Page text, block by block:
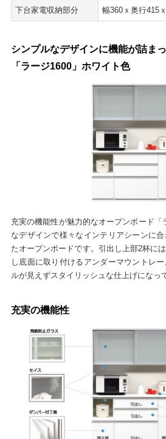
下台家電収納部分 幅360ｘ奥行415
シンプルなデザインに機能が詰ま
「ラージ1600」ホワイト色
充実の機能性が魅力的なオープンボード「
なデザインで様々なインテリアシーンに
たオープンボードです。引出し上部2杯に
し底面に取り付けるアンダーマウントレ
ルが見えずスタイリッシュな仕上げになっ
充実の機能性